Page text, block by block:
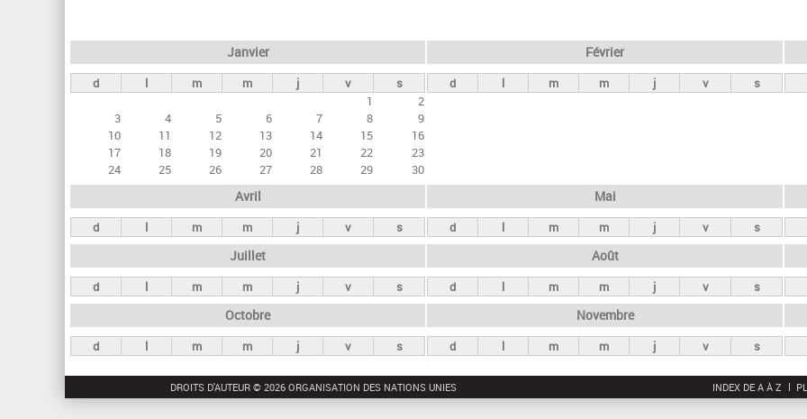
e
t
s
n
c
i
p
a
x
Janvier
d l m m j v
s
1
2
3
4 5 6 7 8
9
10
11 12 13 14 15
16
17
18 19 20 21 22
23
24
25 26 27 28 29 30
Février
d l m m j v s
Avril
d l m m j v s
Mai
d l m m j v s
Juillet
d l m m j v s
Août
d l m m j v s
Octobre
d l m m j v s
Novembre
d l m m j v s
DROITS D'AUTEUR © 2026 ORGANISATION DES NATIONS UNIES INDEX DE A À Z